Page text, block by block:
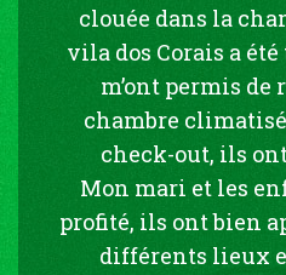
clouée dans la
vila dos Corais a
m’ont permis de
chambre
check-out, ils
Mon mari et les
profité, ils ont bien
différents lieux